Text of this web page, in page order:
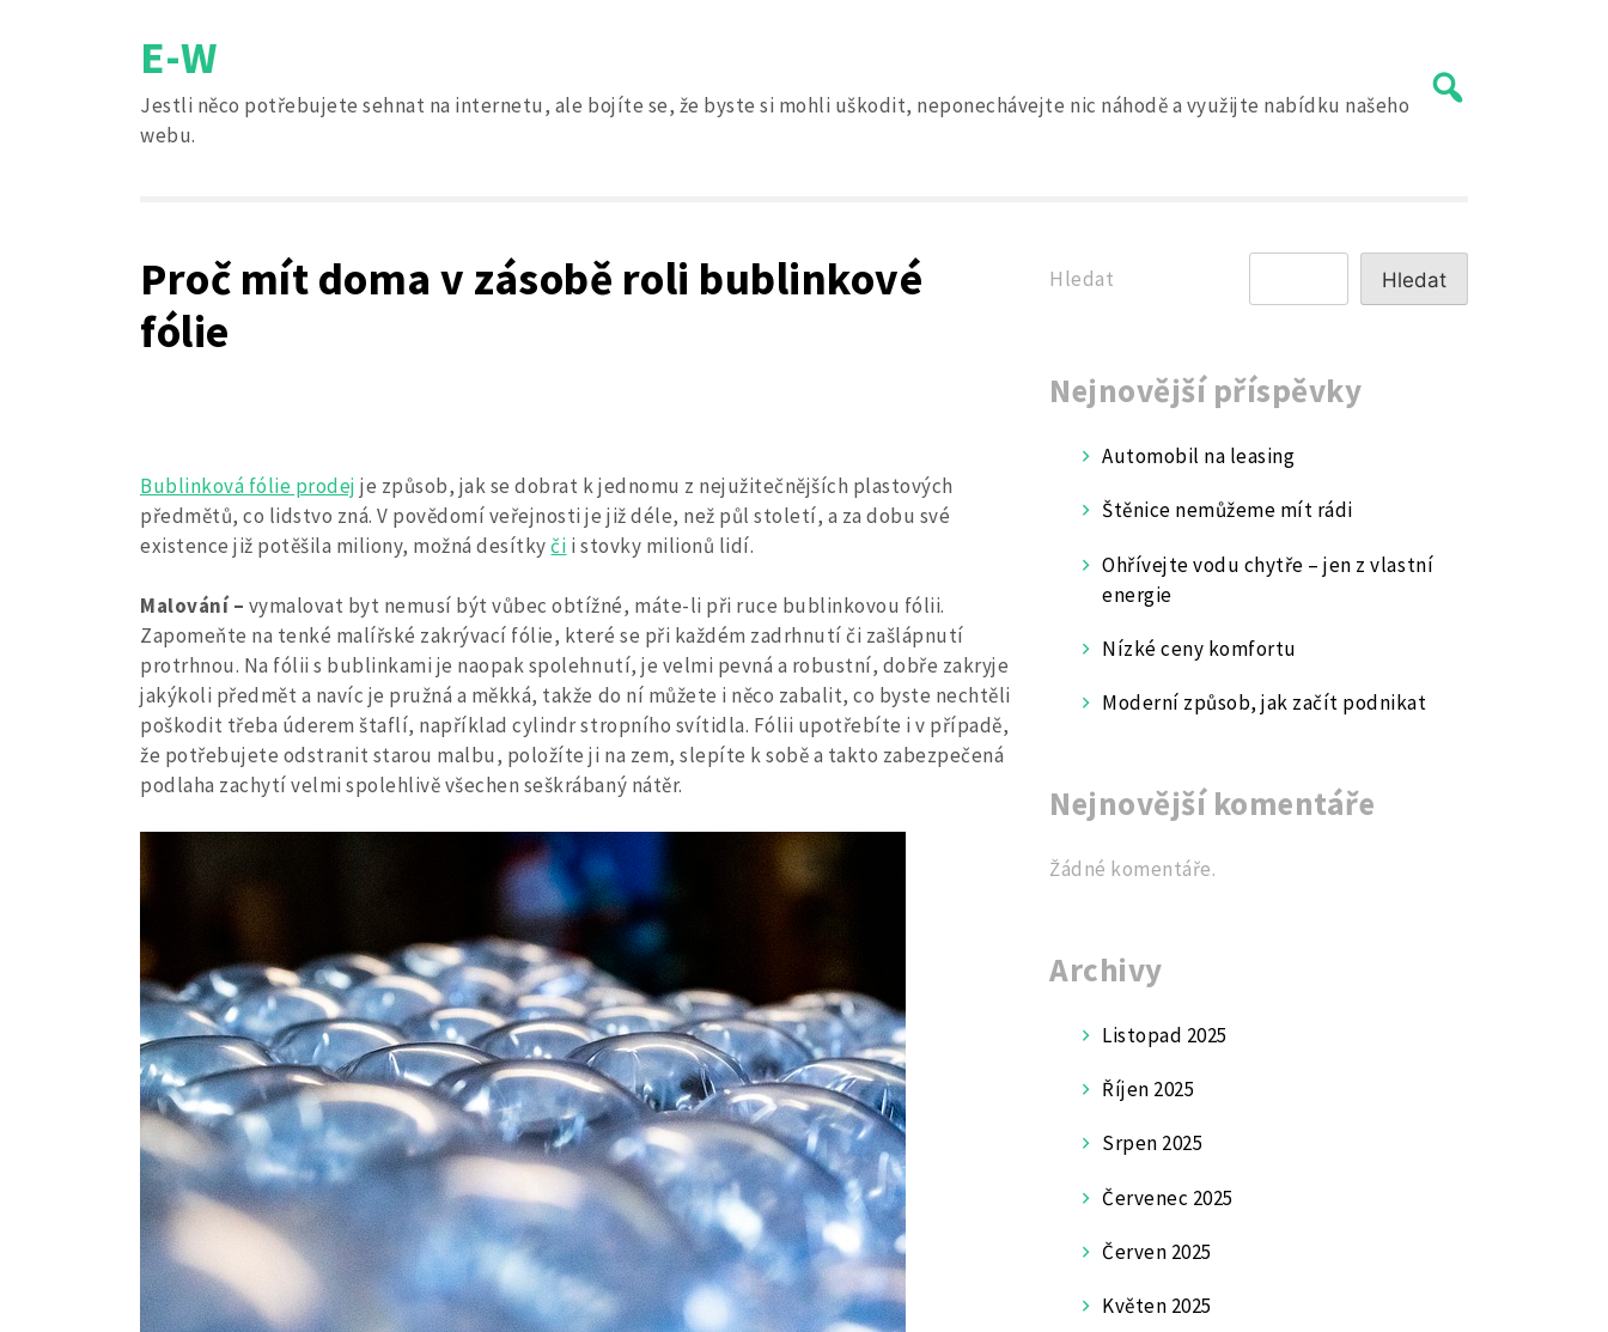
E-W
Jestli něco potřebujete sehnat na internetu, ale bojíte se, že byste si mohli uškodit, neponechávejte nic náhodě a využijte nabídku našeho
webu.
Proč mít doma v zásobě roli bublinkové
fólie
Bublinková fólie prodej je způsob, jak se dobrat k jednomu z nejužitečnějších plastových
předmětů, co lidstvo zná. V povědomí veřejnosti je již déle, než půl století, a za dobu své
existence již potěšila miliony, možná desítkyči i stovky milionů lidí.
Malování – vymalovat byt nemusí být vůbec obtížné, máte-li při ruce bublinkovou fólii.
Zapomeňte na tenké malířské zakrývací fólie, které se při každém zadrhnutí či zašlápnutí
protrhnou. Na fólii s bublinkami je naopak spolehnutí, je velmi pevná a robustní, dobře zakryje
jakýkoli předmět a navíc je pružná a měkká, takže do ní můžete i něco zabalit, co byste nechtěli
poškodit třeba úderem štaflí, například cylindr stropního svítidla. Fólii upotřebíte i v případě,
že potřebujete odstranit starou malbu, položíte ji na zem, slepíte k sobě a takto zabezpečená
podlaha zachytí velmi spolehlivě všechen seškrábaný nátěr.
Hledat Hledat
Nejnovější příspěvky
Automobil na leasing
Štěnice nemůžeme mít rádi
Ohřívejte vodu chytře – jen z vlastní
energie
Nízké ceny komfortu
Moderní způsob, jak začít podnikat
Nejnovější komentáře
Žádné komentáře.
Archivy
Listopad 2025
Říjen 2025
Srpen 2025
Červenec 2025
Červen 2025
Květen 2025